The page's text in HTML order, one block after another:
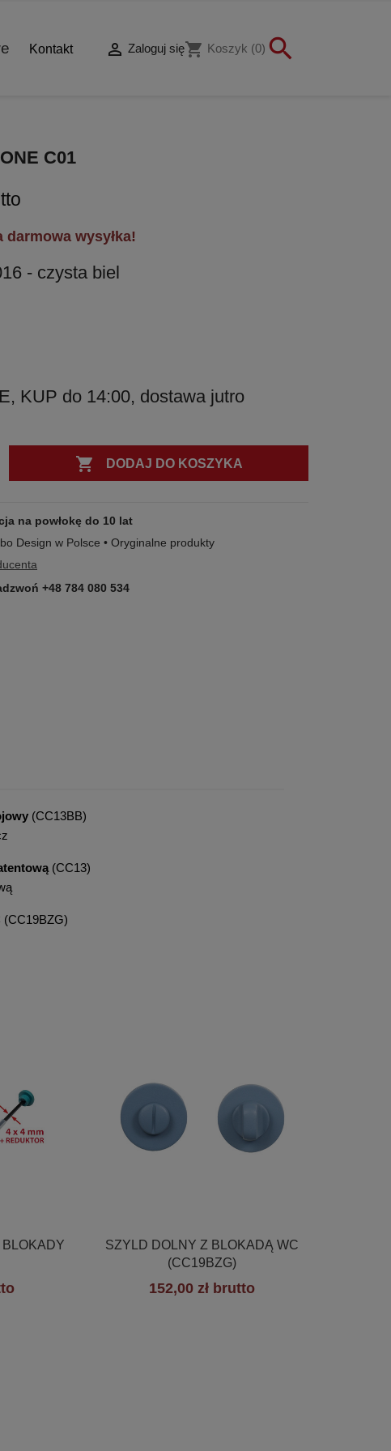
 Zaloguj sięshopping_cart Koszyk (0) 
Kontakt
C01
darmowa wysyłka!
- czysta biel
KUP do 14:00, dostawa jutro
 DODAJ DO KOSZYKA
na powłokę do 10 lat
Design w Polsce • Oryginalne produkty
+48 784 080 534
(CC13BB)
(CC13)
(CC19BZG)
Szybki podgląd
SZYLD DOLNY Z BLOKADĄ WC
(CC19BZG)
152,00 zł brutto